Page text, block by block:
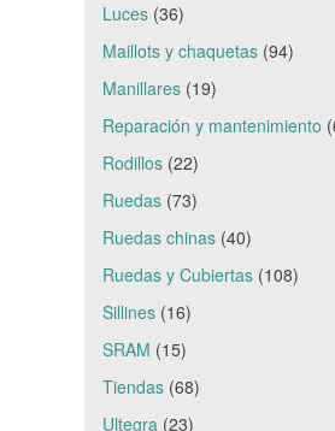
Luces(36)
Maillots y chaquetas(94)
Manillares(19)
Reparación y mantenimiento
Rodillos(22)
Ruedas(73)
Ruedas chinas(40)
Ruedas y Cubiertas(108)
Sillines(16)
SRAM (15)
Tiendas(68)
Ultegra(23)